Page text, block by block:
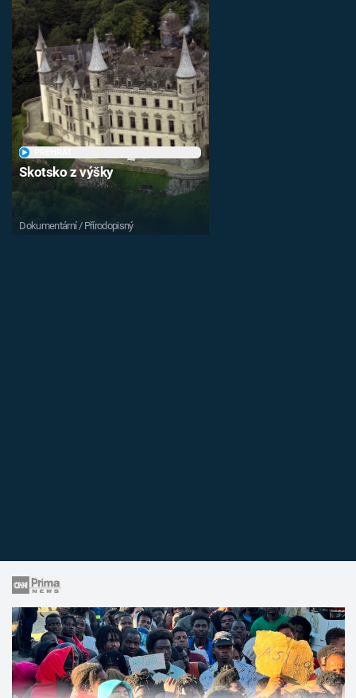
Skotsko z výšky
Dokumentární / Přírodopisný